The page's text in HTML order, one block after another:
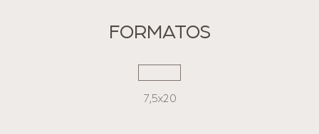
FORMATOS
7,5x20